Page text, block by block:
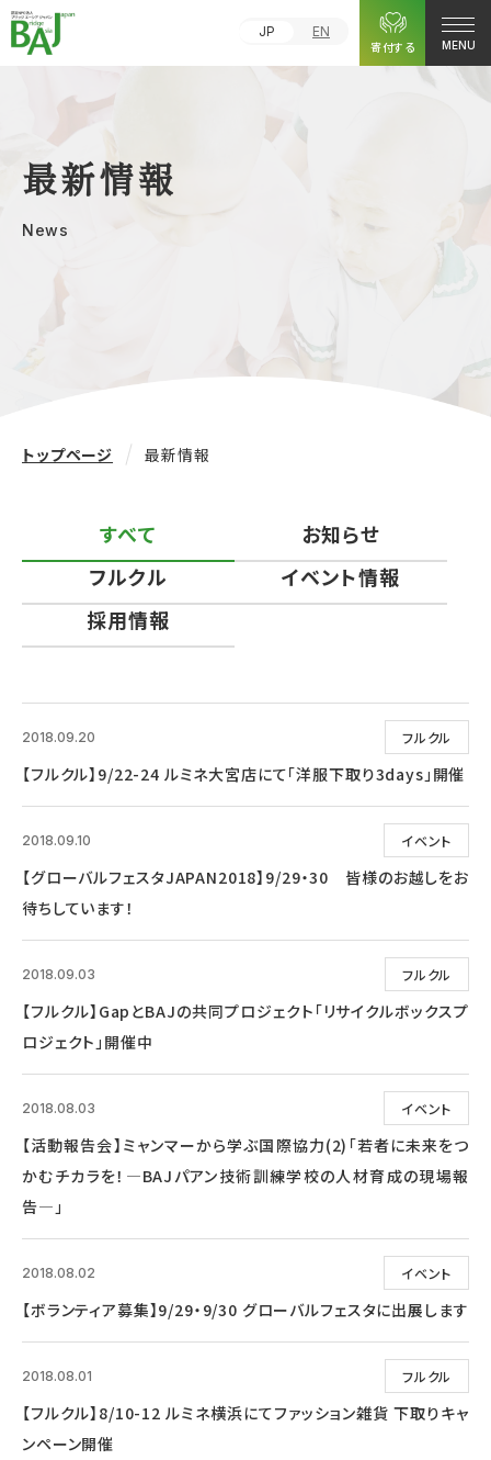
JP
EN
寄付する
MENU
最新情報
News
トップページ 最新情報
すべて
お知らせ
フルクル
イベント情報
採用情報
フルクル
2018.09.20
【フルクル】9/22-24 ルミネ大宮店にて「洋服下取り3days」開催
イベント
2018.09.10
【グローバルフェスタJAPAN2018】9/29・30 皆様のお越しをお
待ちしています！
フルクル
2018.09.03
【フルクル】GapとBAJの共同プロジェクト「リサイクルボックスプ
ロジェクト」開催中
イベント
2018.08.03
【活動報告会】ミャンマーから学ぶ国際協力(2)「若者に未来をつ
かむチカラを！―BAJパアン技術訓練学校の人材育成の現場報
告―」
イベント
2018.08.02
【ボランティア募集】9/29・9/30 グローバルフェスタに出展します
フルクル
2018.08.01
【フルクル】8/10-12 ルミネ横浜にてファッション雑貨 下取りキャ
ンペーン開催